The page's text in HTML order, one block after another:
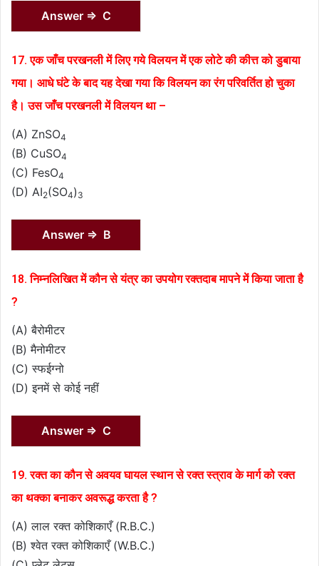
Answer ⇒ C
17. एक जाँच परखनली में लिए गये विलयन में एक लोटे की कीत्त को डुबाया
गया। आधे घंटे के बाद यह देखा गया कि विलयन का रंग परिवर्तित हो चुका
है। उस जाँच परखनली में विलयन था –
(A) ZnSO4
(B) CuSO4
(C) FesO4
(D) AI2(SO4) 3
Answer ⇒ B
18. निम्नलिखित में कौन से यंत्र का उपयोग रक्तदाब मापने में किया जाता है
?
(A) बैरोमीटर
(B) मैनोमीटर
(C) स्फईग्नो
(D) इनमें से कोई नहीं
Answer ⇒ C
19. रक्त का कौन से अवयव घायल स्थान से रक्त स्त्राव के मार्ग को रक्त
का थक्का बनाकर अवरूद्ध करता है ?
(A) लाल रक्त कोशिकाएँ (R.B.C.)
(B) श्वेत रक्त कोशिकाएँ (W.B.C.)